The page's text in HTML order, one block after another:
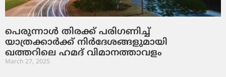
പെരുന്നാൾ തിരക്ക് പരിഗണിച്ച്
യാത്രക്കാർക്ക് നിർദേശങ്ങളുമായി
ഖത്തറിലെ ഹമദ് വിമാനത്താവളം
March 27, 2025